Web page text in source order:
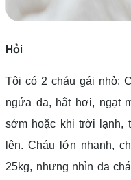
Hỏi
Tôi có 2 cháu gái nhỏ:
ngứa da, hắt hơi, ngạt
sớm hoặc khi trời lạnh,
lên. Cháu lớn nhanh,
25kg, nhưng nhìn da